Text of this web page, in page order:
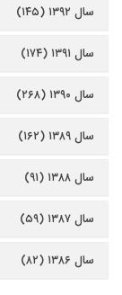
سال ۱۳۹۲ (۱۴۵)
سال ۱۳۹۱ (۱۷۴)
سال ۱۳۹۰ (۲۶۸)
سال ۱۳۸۹ (۱۶۲)
سال ۱۳۸۸ (۹۱)
سال ۱۳۸۷ (۵۹)
سال ۱۳۸۶ (۸۲)